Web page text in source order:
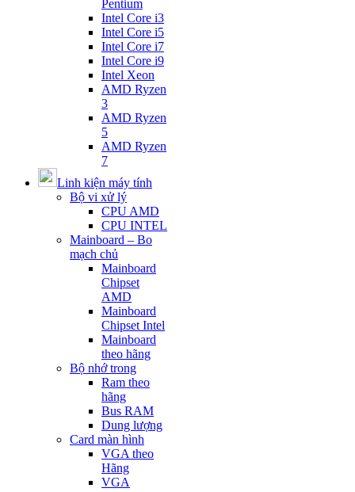
Pentium
Intel Core i3
Intel Core i5
Intel Core i7
Intel Core i9
Intel Xeon
AMD Ryzen
3
AMD Ryzen
5
AMD Ryzen
7
Linh kiện máy tính
Bộ vi xử lý
CPU AMD
CPU INTEL
Mainboard – Bo
mạch chủ
Mainboard
Chipset
AMD
Mainboard
Chipset Intel
Mainboard
theo hãng
Bộ nhớ trong
Ram theo
hãng
Bus RAM
Dung lượng
Card màn hình
VGA theo
Hãng
VGA